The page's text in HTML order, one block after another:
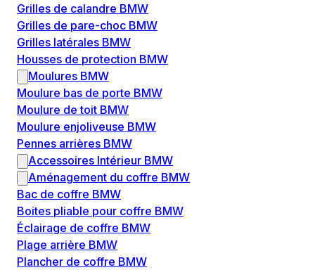
Grilles de calandre BMW
Grilles de pare-choc BMW
Grilles latérales BMW
Housses de protection BMW
Moulures BMW
Moulure bas de porte BMW
Moulure de toit BMW
Moulure enjoliveuse BMW
Pennes arrières BMW
Accessoires Intérieur BMW
Aménagement du coffre BMW
Bac de coffre BMW
Boites pliable pour coffre BMW
Éclairage de coffre BMW
Plage arrière BMW
Plancher de coffre BMW